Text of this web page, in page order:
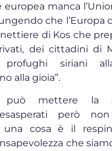
manca
che l’Europa
di Kos che
dei cittadini di
siriani
alla gioia”.
può mettere la
esasperati però
una cosa è il
che